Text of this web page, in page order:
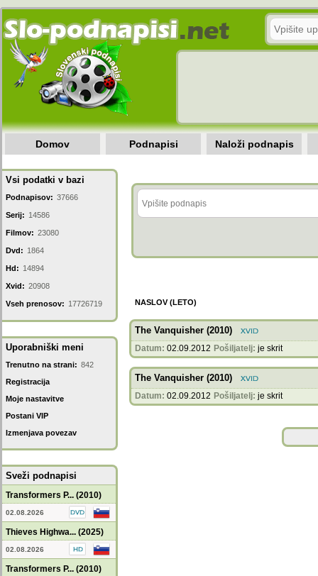
Domov Podnapisi Naloži podnapis
Vsi podatki v bazi
Podnapisov: 37666
Serij: 14586
Filmov: 23080
Dvd: 1864
Hd: 14894
Xvid: 20908
Vseh prenosov: 17726719
Uporabniški meni
Trenutno na strani: 842
Registracija
Moje nastavitve
Postani VIP
Izmenjava povezav
Sveži podnapisi
Transformers P... (2010)
02.08.2026
Thieves Highwa... (2025)
02.08.2026
Transformers P... (2010)
NASLOV (LETO)
The Vanquisher (2010)
Datum: 02.09.2012 Pošiljatelj: je skrit
The Vanquisher (2010)
Datum: 02.09.2012 Pošiljatelj: je skrit